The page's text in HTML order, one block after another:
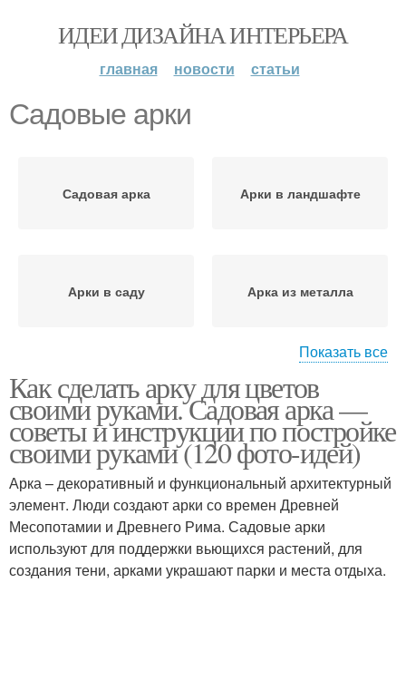
ИДЕИ ДИЗАЙНА ИНТЕРЬЕРА
главная новости статьи
Садовые арки
Садовая арка Арки в ландшафте
Арки в саду Арка из металла
Арка из дерева
растений
Разные арки Арка для цветов
Показать все
Как сделать арку для цветов
своими руками. Садовая арка —
советы и инструкции по постройке
своими руками (120 фото-идей)
Арка – декоративный и функциональный архитектурный
элемент. Люди создают арки со времен Древней
Месопотамии и Древнего Рима. Садовые арки
используют для поддержки вьющихся растений, для
создания тени, арками украшают парки и места отдыха.